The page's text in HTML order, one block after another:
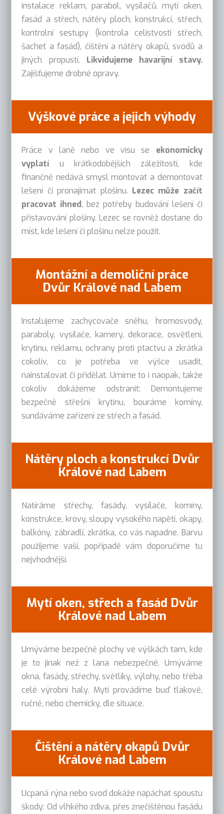
instalace reklam, parabol, vysílačů, mytí oken,
fasád a střech, nátěry ploch, konstrukcí, střech,
kontrolní sestupy (kontrola celistvosti střech,
šachet a fasád), čištění a nátěry okapů, svodů a
jiných propustí. Likvidujeme havarijní stavy.
Zajišťujeme drobné opravy.
Výškové práce a jejich výhody
Práce v laně nebo ve visu se ekonomicky
vyplatíu krátkodobějších záležitostí, kde
finančně nedává smysl montovat a demontovat
lešení či pronajímat plošinu. Lezec může začít
pracovat ihned, bez potřeby budování lešení či
přistavování plošiny. Lezec se rovněž dostane do
míst, kde lešení či plošinu nelze použit.
Montážní a demoliční práce
Dvůr Králové nad Labem
Instalujeme zachycovače sněhu, hromosvody,
paraboly, vysílače, kamery, dekorace, osvětlení,
krytinu, reklamu, ochrany proti ptactvu a zkrátka
cokoliv, co je potřeba ve výšce usadit,
nainstalovat či přidělat. Umíme to i naopak, takže
cokoliv dokážeme odstranit: Demontujeme
bezpečně střešní krytinu, bouráme komíny,
sundáváme zařízení ze střech a fasád.
Nátěry ploch a konstrukcí Dvůr
Králové nad Labem
Natíráme střechy, fasády, vysílače, komíny,
konstrukce, krovy, sloupy vysokého napětí, okapy,
balkóny, zábradlí, zkrátka, co vás napadne. Barvu
použijeme vaší, popřípadě vám doporučíme tu
nejvhodnější.
Mytí oken, střech a fasád Dvůr
Králové nad Labem
Umýváme bezpečně plochy ve výškách tam, kde
je to jinak než z lana nebezpečné. Umýváme
okna, fasády, střechy, světlíky, výlohy, nebo třeba
celé výrobní haly. Mytí provádíme buď tlakově,
ručně, nebo chemicky, dle situace.
Čištění a nátěry okapů Dvůr
Králové nad Labem
Ucpaná rýna nebo svod dokáže napáchat spoustu
škody: Od vlhkého zdiva, přes znečištěnou fasádu